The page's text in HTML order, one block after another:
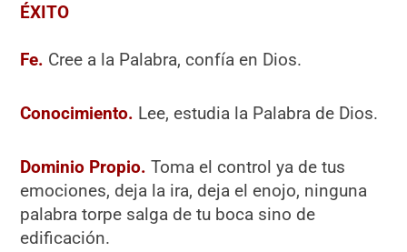
ÉXITO
Fe. Cree a la Palabra, confía en Dios.
Conocimiento. Lee, estudia la Palabra de Dios.
Dominio Propio. Toma el control ya de tus
emociones, deja la ira, deja el enojo, ninguna
palabra torpe salga de tu boca sino de
edificación.